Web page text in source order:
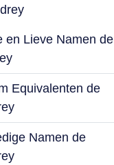
en Lieve Namen de
Equivalenten de
Namen de